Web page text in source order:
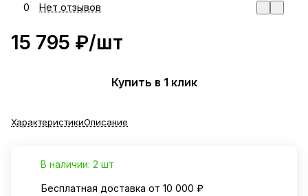
0 Нет отзывов
15 795 ₽/шт
Купить в 1 клик
ХарактеристикиОписание
В наличии: 2 шт
Бесплатная доставка от 10 000 ₽